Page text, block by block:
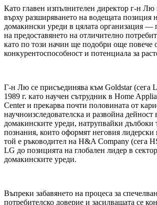
Като главен изпълнителен директор г-н Лю
върху разширяването на водещата позиция
домакински уреди в цялата организация —
на предоставянето на отличително
като по този начин ще подобри още повече
конкурентоспособност и потенциала за
Г-н Лю се присъединява към Goldstar (сега
1989 г. като научен сътрудник в Home
Center и прекарва почти половината от
научноизследователска и развойна дейност
домакинските уреди, натрупвайки дълбоки
познания, които оформят неговия лидерски
той е ръководител на H&A Company (сега
LG до позицията на глобален лидер в
домакинските уреди.
Въпреки забавянето на процеса за
потребителско доверие и засилващата се